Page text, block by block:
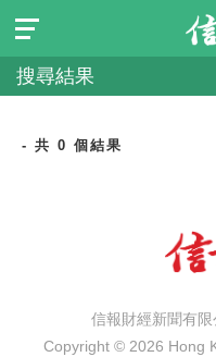
搜尋結果
- 共 0 個結果
信報財經新聞有限
Copyright © 2026 Hong